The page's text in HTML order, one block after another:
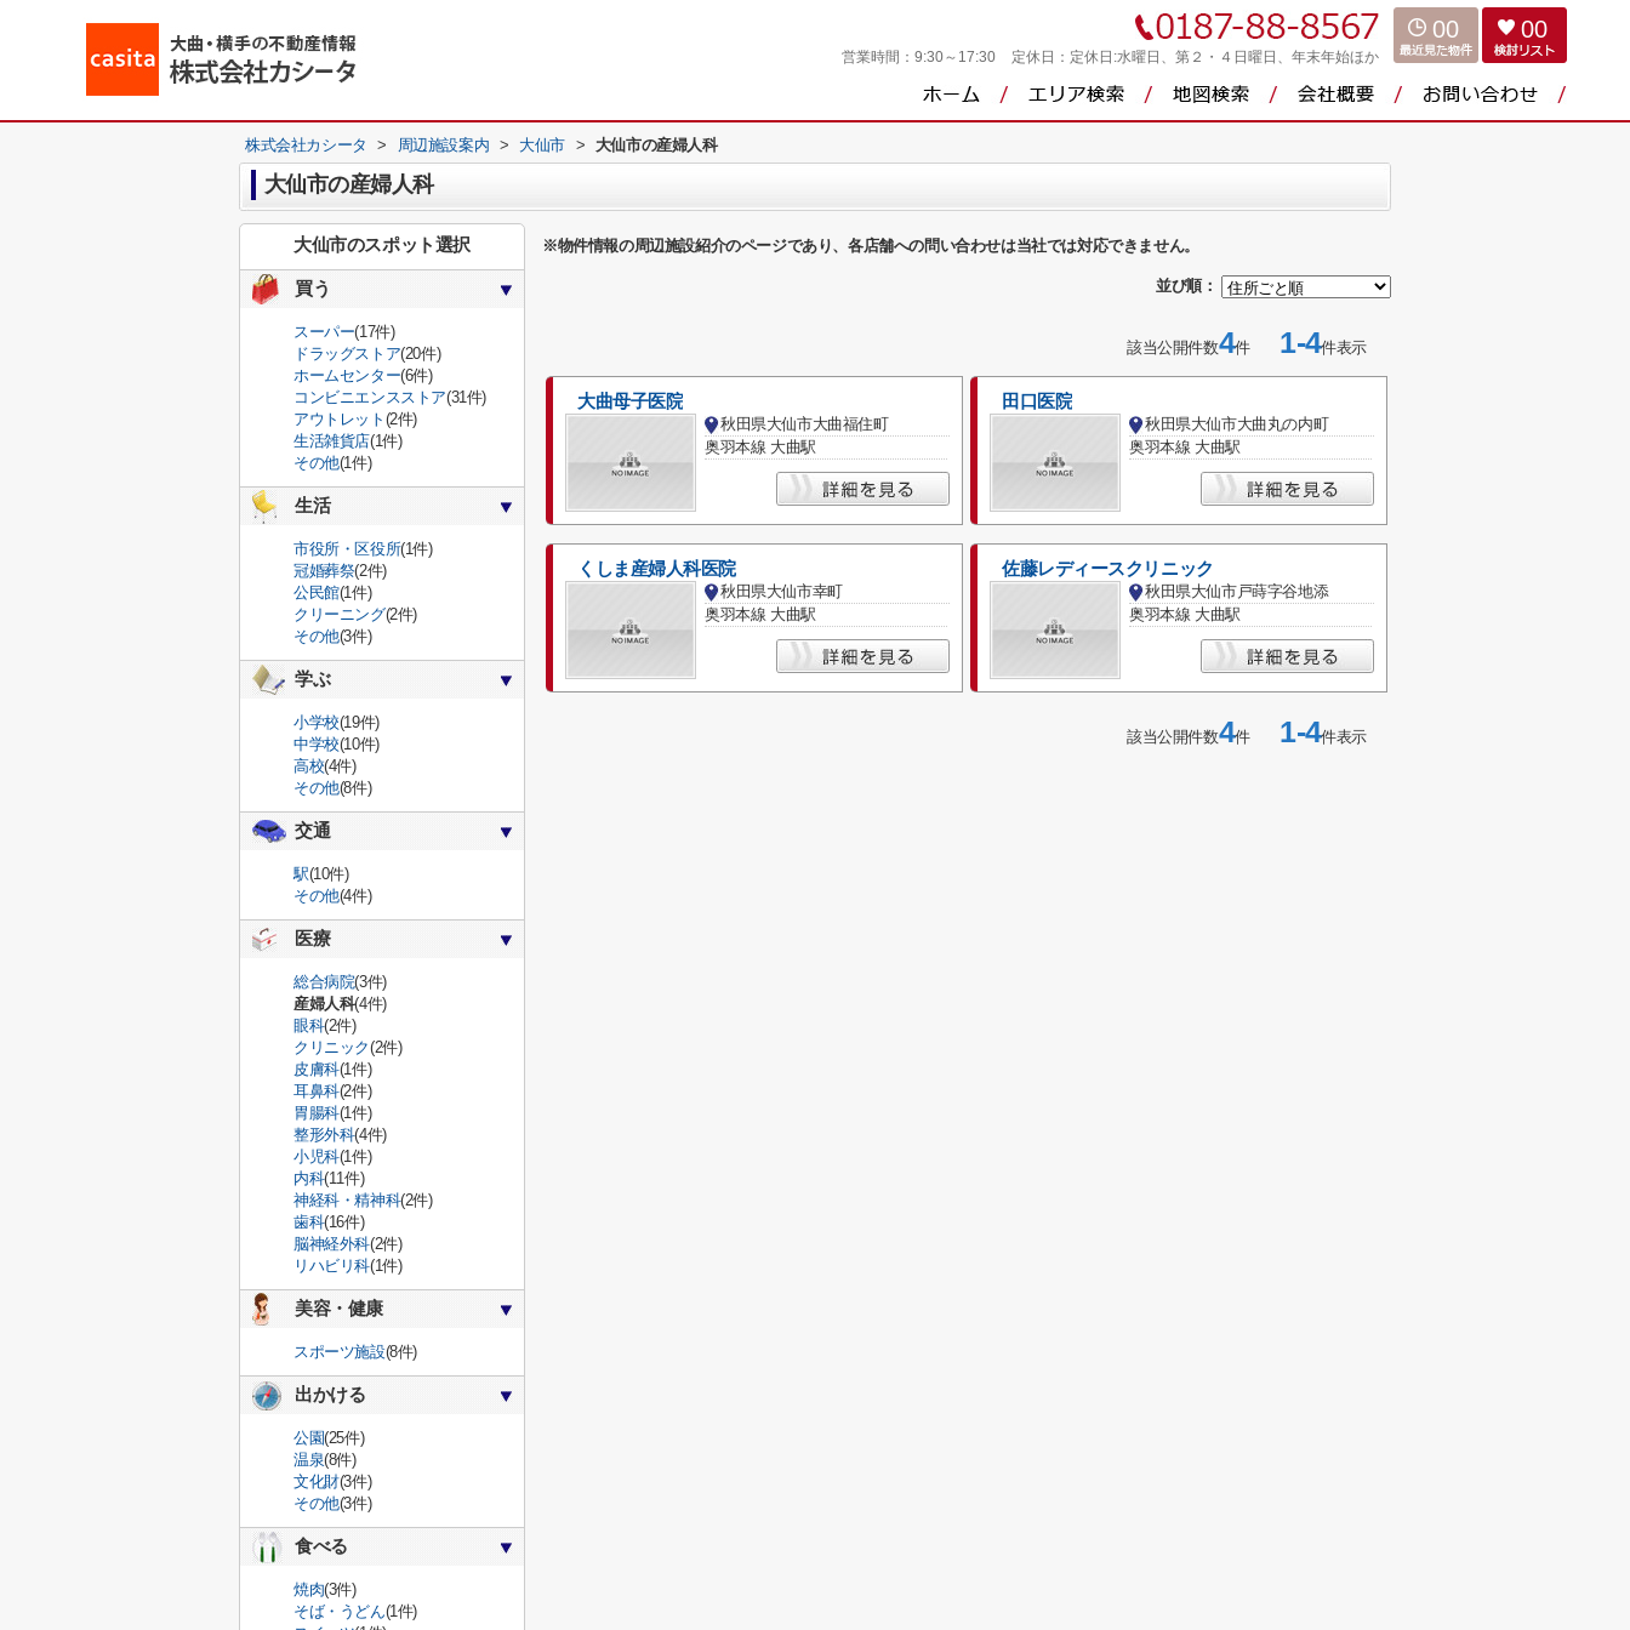
営業時間： 9:30～17:30 定休日： 定休日:水曜日、第２・４日曜日、年末年始ほか
00 00
株式会社カシータ > 周辺施設案内 > 大仙市 > 大仙市の産婦人科
大仙市の産婦人科
※物件情報の周辺施設紹介のページであり、各店舗への問い合わせは当社では対応できません。
並び順：
該当公開件数4件1-4件表示
大曲母子医院
秋田県大仙市大曲福住町
奥羽本線 大曲駅
田口医院
秋田県大仙市大曲丸の内町
奥羽本線 大曲駅
くしま産婦人科医院
秋田県大仙市幸町
奥羽本線 大曲駅
佐藤レディースクリニック
秋田県大仙市戸蒔字谷地添
奥羽本線 大曲駅
該当公開件数4件1-4件表示
大仙市のスポット選択
買う
スーパー(17件)
ドラッグストア(20件)
ホームセンター(6件)
コンビニエンスストア(31件)
アウトレット (2件)
生活雑貨店(1件)
その他(1件)
生活
市役所・区役所(1件)
冠婚葬祭(2件)
公民館(1件)
クリーニング(2件)
その他(3件)
学ぶ
小学校(19件)
中学校(10件)
高校(4件)
その他(8件)
交通
駅(10件)
その他(4件)
医療
総合病院(3件)
産婦人科(4件)
眼科(2件)
クリニック(2件)
皮膚科(1件)
耳鼻科(2件)
胃腸科(1件)
整形外科(4件)
小児科(1件)
内科(11件)
神経科・精神科(2件)
歯科(16件)
脳神経外科(2件)
リハビリ科(1件)
美容・健康
スポーツ施設(8件)
出かける
公園(25件)
温泉(8件)
文化財(3件)
その他(3件)
食べる
焼肉(3件)
そば・うどん(1件)